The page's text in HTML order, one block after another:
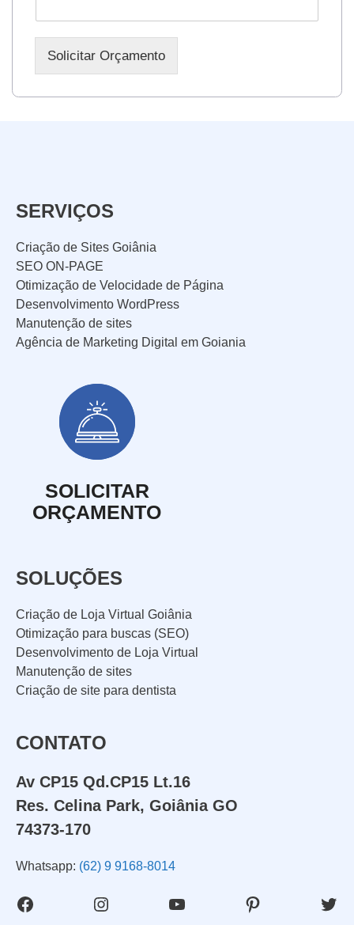
Solicitar Orçamento
SERVIÇOS
Criação de Sites Goiânia
SEO ON-PAGE
Otimização de Velocidade de Página
Desenvolvimento WordPress
Manutenção de sites
Agência de Marketing Digital em Goiania
SOLICITAR
ORÇAMENTO
SOLUÇÕES
Criação de Loja Virtual Goiânia
Otimização para buscas (SEO)
Desenvolvimento de Loja Virtual
Manutenção de sites
Criação de site para dentista
CONTATO
Av CP15 Qd.CP15 Lt.16
Res. Celina Park, Goiânia GO
74373-170
Whatsapp: (62) 9 9168-8014
FacebookInstagramYoutube Pinterest